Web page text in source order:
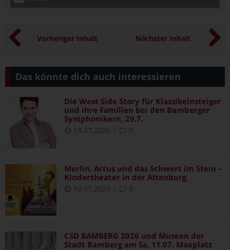
Vorheriger Inhalt Nächster Inhalt
Das könnte dich auch interessieren
Die West Side Story für Klassikeinsteiger
und ihre Familien bei den Bamberger
Symphonikern, 29.7.
14.07.2026 0
Merlin, Artus und das Schwert im Stein –
Kindertheater in der Altenburg
10.07.2026 0
CSD BAMBERG 2026 und Museen der
Stadt Bamberg am Sa, 11.07. Maxplatz